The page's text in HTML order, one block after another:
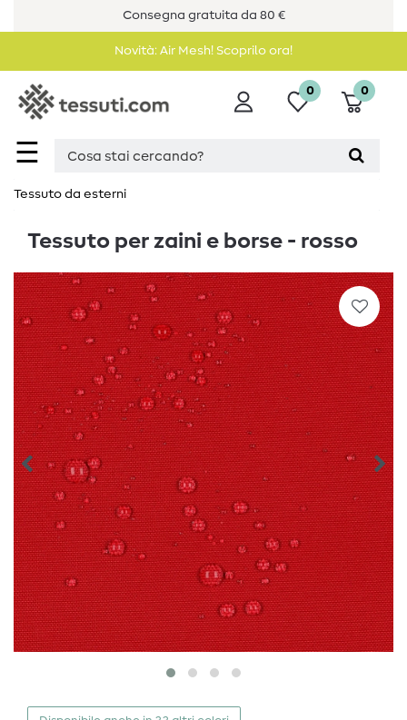
Consegna gratuita da 80 €
Novità: Air Mesh! Scoprilo ora!
☰
0 0
Tessuto da esterni
Tessuto per zaini e borse - rosso